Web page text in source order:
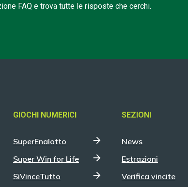
FAQ e trova tutte le risposte che cerchi.
GIOCHI NUMERICI
SuperEnalotto
Super Win for Life
SiVinceTutto
SEZIONI
News
Estrazioni
Verifica vincite